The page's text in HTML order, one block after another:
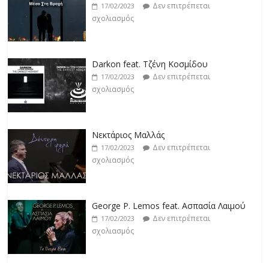
17/02/2023
Δεν επιτρέπεται
σχολιασμός
Darkon feat. Τζένη Κοσμίδου
17/02/2023
Δεν επιτρέπεται
σχολιασμός
Νεκτάριος Μαλλάς
17/02/2023
Δεν επιτρέπεται
σχολιασμός
George P. Lemos feat. Ασπασία Λαιμού
17/02/2023
Δεν επιτρέπεται
σχολιασμός